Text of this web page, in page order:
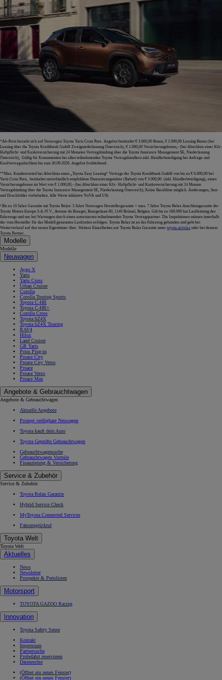
*Ab-Preis bezieht sich auf Neuwagen Toyota Yaris Cross Pure. Angebot beinhaltet € 3.000,00 Bonus, € 2.000,00 Leasing Bonus (bei
Leasing über die Toyota Kreditbank GmbH Zweigniederlassung Österreich), € 1.000,00 Versicherungsbonus,- (bei Abschluss einer Kfz-
Haftpflicht- und Kaskoversicherung mit 24 Monaten Vertragsbindung über die Toyota Insurance Management SE, Niederlassung
Österreich), Gültig für Konsumenten bei allen teilnehmenden Toyota Vertragshändlern inkl. Händlerbeteiligung bei Anfrage und
Kaufvertragsabschluss bis zum 30.09.2026. Angebot freibleibend.
**Max. Kundenvorteil bei Abschluss eines „Toyota Easy Leasing“ Vertrags der Toyota Kreditbank GmbH von bis zu € 6.000,00 bei
Yaris Cross Pure, beinhaltet unverbindlich empfohlene Finanzierungsstütze (Rabatt) von € 5.000,00 (inkl. Händlerbeteiligung), einen
Versicherungsbonus im Wert von € 1.000,00,- (bei Abschluss einer Kfz- Haftpflicht- und Kaskoversicherung mit 24 Monate
Vertragsbindung über die Toyota Insurance Management SE, Niederlassung Österreich); Keine Barablöse möglich. Änderungen, Satz-
und Druckfehler vorbehalten. Alle Werte inklusive NoVA und USt.
¹ Bis zu 10 Jahre Garantie mit Toyota Relax: 3 Jahre Neuwagen Herstellergarantie + max. 7 Jahre Toyota Relax Anschlussgarantie der
Toyota Motors Europe S.A./N.V., Avenue du Bourget, Bourgetlaan 60, 1140 Brüssel, Belgien. Gilt bis zu 160.000 km Laufleistung des
Fahrzeugs und nur bei Wartungen durch einen autorisierten teilnehmenden Toyota Vertragspartner. Die Inspektionen müssen innerhalb
der vom Hersteller für das Modell genannten Laufzeiten erfolgen. Toyota Relax ist an das Fahrzeug gebunden und geht bei
Weiterverkauf auf den neuen Eigentümer über. Weitere Einzelheiten zur Toyota Relax Garantie unter toyota.at/relax oder bei deinem
Toyota Partner.
Modelle
Modelle
Neuwagen
Aygo X
Yaris
Yaris Cross
Urban Cruiser
Corolla
Corolla Touring Sports
Toyota C-HR
Toyota C-HR+
Corolla Cross
Toyota bZ4X
Toyota bZ4X Touring
RAV4
Hilux
Land Cruiser
GR Yaris
Prius Plug-in
Proace City
Proace City Verso
Proace
Proace Verso
Proace Max
Angebote & Gebrauchtwagen
Angebote & Gebrauchtwagen
Aktuelle Angebote
Prompt verfügbare Neuwagen
Toyota kauft dein Auto
Toyota Geprüfte Gebrauchtwagen
Gebrauchtwagensuche
Gebrauchtwagen Vorteile
Finanzierung & Versicherung
Service & Zubehör
Service & Zubehör
Toyota Relax Garantie
Hybrid Service Check
MyToyota Connected Services
Fahrzeugrückruf
Toyota Welt
Toyota Welt
Aktuelles
News
Newsletter
Prospekte & Preislisten
Motorsport
TOYOTA GAZOO Racing
Innovation
Toyota Safety Sense
Kontakt
Impressum
Partnersuche
Probefahrt reservieren
Datenrechte
(Öffnet ein neues Fenster)
(Öffnet ein neues Fenster)